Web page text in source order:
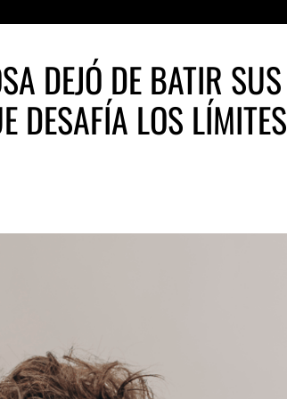
DEJÓ DE BATIR SUS
DESAFÍA LOS LÍMITES